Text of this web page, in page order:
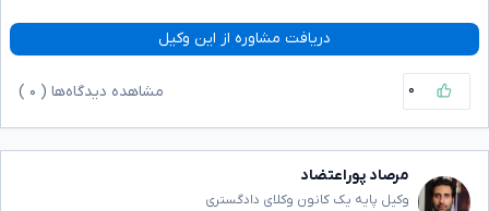
دریافت مشاوره از این وکیل
۰ مشاهده دیدگاه‌ها ( ۰
مرصاد پوراعتضاد
وکیل پایه یک کانون وکلای دادگستری